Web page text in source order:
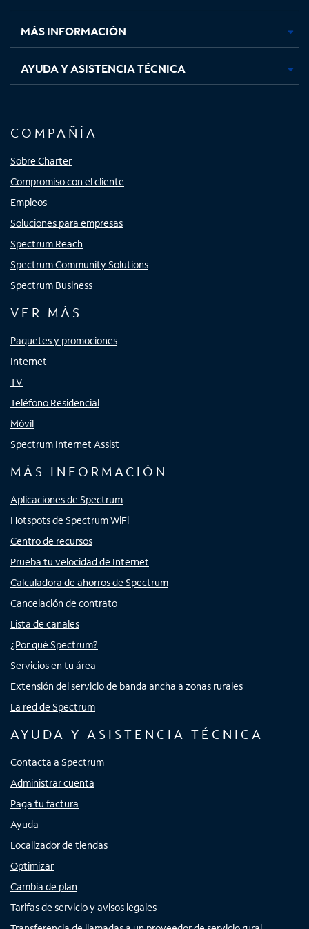
nuevanuevanuevanueva
MÁS INFORMACIÓN
AYUDA Y ASISTENCIA TÉCNICA
COMPAÑÍA
Sobre Charter
Compromiso con el cliente
Empleos
Soluciones para empresas
Spectrum Reach
Spectrum Community Solutions
Spectrum Business
VER MÁS
Paquetes y promociones
Internet
TV
Teléfono Residencial
Móvil
Spectrum Internet Assist
MÁS INFORMACIÓN
Aplicaciones de Spectrum
Hotspots de Spectrum WiFi
Centro de recursos
Prueba tu velocidad de Internet
Calculadora de ahorros de Spectrum
Cancelación de contrato
Lista de canales
¿Por qué Spectrum?
Servicios en tu área
Extensión del servicio de banda ancha a zonas rurales
La red de Spectrum
AYUDA Y ASISTENCIA TÉCNICA
Contacta a Spectrum
Administrar cuenta
Paga tu factura
Ayuda
Localizador de tiendas
Optimizar
Cambia de plan
Tarifas de servicio y avisos legales